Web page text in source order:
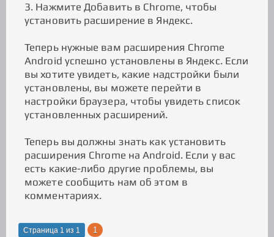
3. Нажмите Добавить в Chrome, чтобы
установить расширение в Яндекс.
Теперь нужные вам расширения Chrome
Android успешно установлены в Яндекс. Если
вы хотите увидеть, какие надстройки были
установлены, вы можете перейти в
настройки браузера, чтобы увидеть список
установленных расширений.
Теперь вы должны знать как установить
расширения Chrome на Android. Если у вас
есть какие-либо другие проблемы, вы
можете сообщить нам об этом в
комментариях.
Страница 1 из 1 1